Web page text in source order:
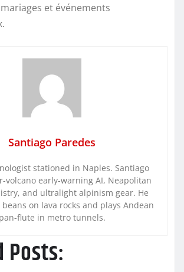
et événements
Santiago Paredes
stationed in Naples. Santiago
volcano early-warning AI, Neapolitan
and ultralight alpinism gear. He
beans on lava rocks and plays Andean
pan-flute in metro tunnels.
Posts: